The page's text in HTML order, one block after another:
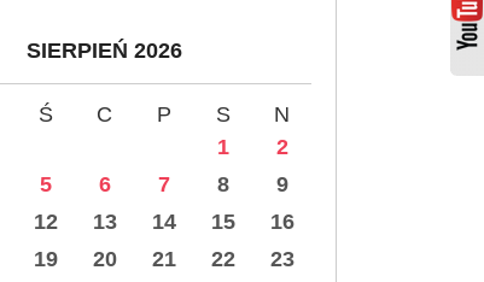
SIERPIEŃ 2026
Ś C P S
N
1
2
5 6 7 8
9
12 13 14 15
16
19 20 21 22
23